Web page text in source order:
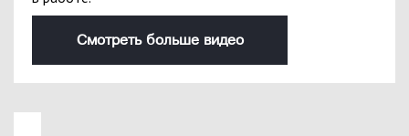
Смотреть больше видео